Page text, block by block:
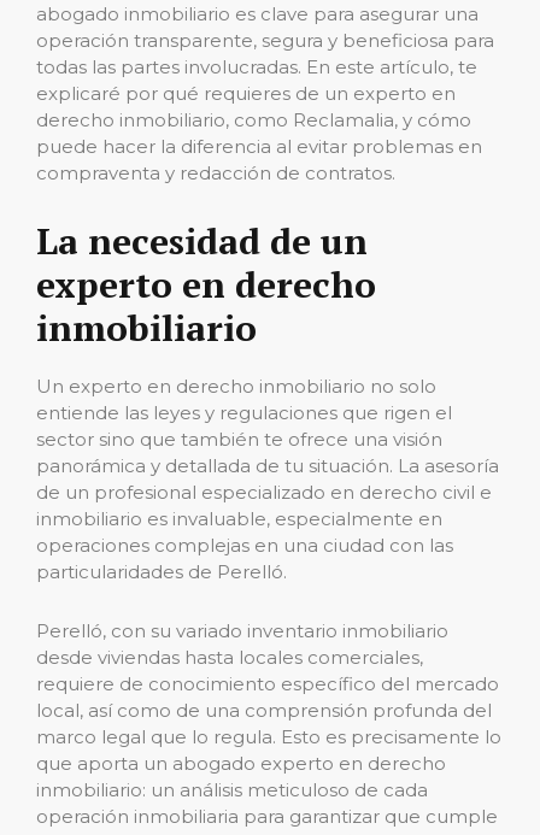
abogado inmobiliario es clave para asegurar una
operación transparente, segura y beneficiosa para
todas las partes involucradas. En este artículo, te
explicaré por qué requieres de un experto en
derecho inmobiliario, como Reclamalia, y cómo
puede hacer la diferencia al evitar problemas en
compraventa y redacción de contratos.
La necesidad de un
experto en derecho
inmobiliario
Un experto en derecho inmobiliario no solo
entiende las leyes y regulaciones que rigen el
sector sino que también te ofrece una visión
panorámica y detallada de tu situación. La asesoría
de un profesional especializado en derecho civil e
inmobiliario es invaluable, especialmente en
operaciones complejas en una ciudad con las
particularidades de Perelló.
Perelló, con su variado inventario inmobiliario
desde viviendas hasta locales comerciales,
requiere de conocimiento específico del mercado
local, así como de una comprensión profunda del
marco legal que lo regula. Esto es precisamente lo
que aporta un abogado experto en derecho
inmobiliario: un análisis meticuloso de cada
operación inmobiliaria para garantizar que cumple